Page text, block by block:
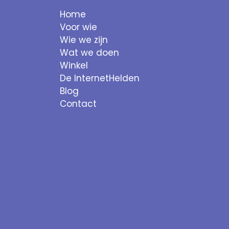
Home
Voor wie
Wie we zijn
Wat we doen
Winkel
De InternetHelden
Blog
Contact